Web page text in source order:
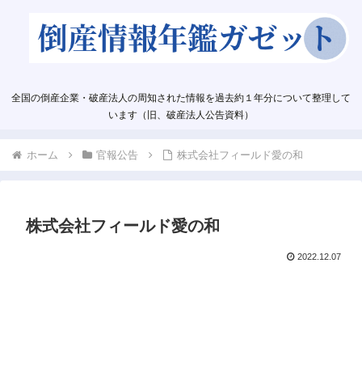
全国の倒産企業・破産法人の周知された情報を過去約１年分について整理して
います（旧、破産法人公告資料）
ホーム 官報公告 株式会社フィールド愛の和
株式会社フィールド愛の和
2022.12.07